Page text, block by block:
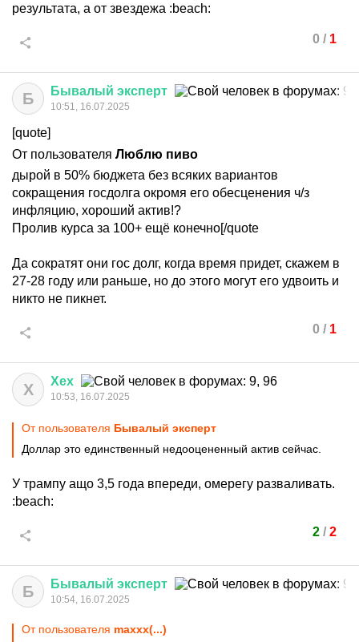
результата, а от звездежа :beach:
0 / 1
Б Бывалый эксперт
10:51, 16.07.2025
[quote]
От пользователя Люблю пиво
дырой в 50% бюджета без всяких вариантов
сокращения госдолга окромя его обесценения ч/з
инфляцию, хороший актив!?
Пролив курса за 100+ ещё конечно[/quote
Да сократят они гос долг, когда время придет, скажем в
27-28 году или раньше, но до этого могут его удвоить и
никто не пикнет.
0 / 1
Х Хех
10:53, 16.07.2025
От пользователя Бывалый эксперт
Доллар это единственный недооцененный актив сейчас.
У трампу ащо 3,5 года впереди, омерегу разваливать.
:beach:
2/ 2
Б Бывалый эксперт
10:54, 16.07.2025
От пользователя maxxx(...)